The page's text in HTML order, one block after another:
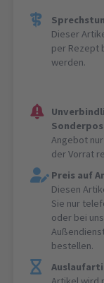
Dieser
per Rezept
werden.
Angebot
der Vorrat
Preis auf
Diesen
Sie nur
oder bei
bestellen.